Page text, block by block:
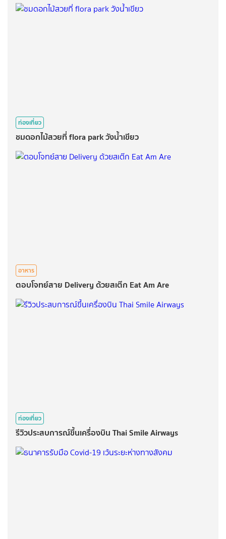
ท่องเที่ยว
ชมดอกไม้สวยที่ flora park วังน้ำเขียว
อาหาร
ตอบโจทย์สาย Delivery ด้วยสเต๊ก Eat Am Are
ท่องเที่ยว
รีวิวประสบการณ์ขึ้นเครื่องบิน Thai Smile Airways